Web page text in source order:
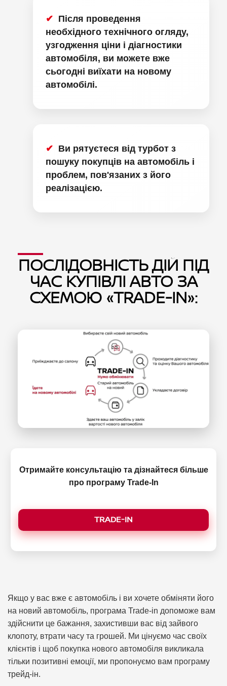
Після проведення
необхідного технічного огляду,
узгодження ціни і діагностики
автомобіля, ви можете вже
сьогодні виїхати на новому
автомобілі.
Ви рятуєтеся від турбот з
пошуку покупців на автомобіль і
проблем, пов'язаних з його
реалізацією.
ПОСЛІДОВНІСТЬ ДІЙ ПІД
ЧАС КУПІВЛІ АВТО ЗА
СХЕМОЮ «TRADE-IN»:
Отримайте консультацію та дізнайтеся більше
про програму Trade-In
TRADE-IN
Якщо у вас вже є автомобіль і ви хочете обміняти його
на новий автомобіль, програма Trade-in допоможе вам
здійснити це бажання, захистивши вас від зайвого
клопоту, втрати часу та грошей. Ми цінуємо час своїх
клієнтів і щоб покупка нового автомобіля викликала
тільки позитивні емоції, ми пропонуємо вам програму
трейд-ін.